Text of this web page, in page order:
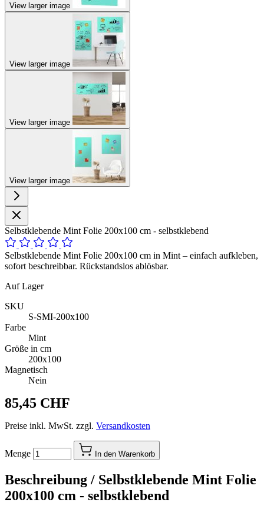
View larger image
View larger image
View larger image
View larger image
Selbstklebende Mint Folie 200x100 cm - selbstklebend
Selbstklebende Mint Folie 200x100 cm in Mint – einfach aufkleben,
sofort beschreibbar. Rückstandslos ablösbar.
Auf Lager
SKU
S-SMI-200x100
Farbe
Mint
Größe in cm
200x100
Magnetisch
Nein
85,45 CHF
Preise inkl. MwSt. zzgl. Versandkosten
Menge In den Warenkorb
Beschreibung / Selbstklebende Mint Folie
200x100 cm - selbstklebend